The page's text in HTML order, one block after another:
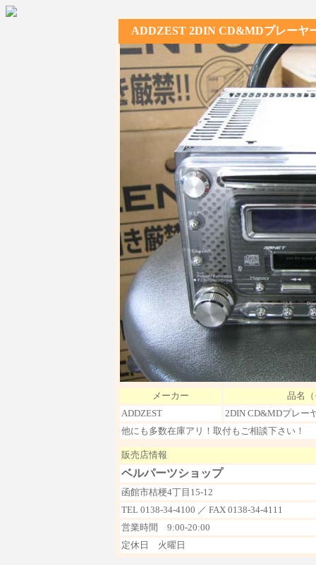
ADDZEST 2DIN CD&MDプレーヤ
メーカー
品名
ADDZEST
2DIN CD&MDプレー
他にも多数在庫アリ！取付もご相談下さい！
販売店情報
ベルパーツショップ
函館市桔梗4丁目15-12
TEL 0138-34-4100 ／ FAX 0138-34-4111
営業時間 9:00-20:00
定休日 火曜日